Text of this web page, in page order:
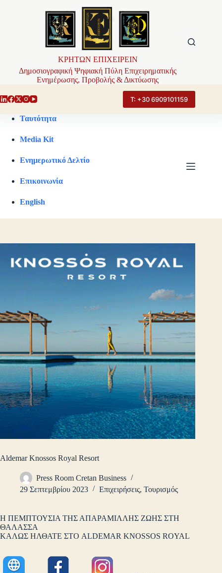
ΚΡΗΤΩΝ ΕΠΙΧΕΙΡΕΙΝ
Δημοσιογραφική Ψηφιακή Πύλη Επιχειρηματικής
Ενημέρωσης, Προβολής & Δικτύωσης
Τ: +30 6909101159
Ταυτότητα
Media Kit
Ενημερωτικό Δελτίο
Επικοινωνία
English
Aldemar Knossos Royal Resort
Press Room Cretan Business
29 Σεπτεμβρίου 2023
Επιχειρήσεις, Τουρισμός
Η ΠΕΜΠΤΟΥΣΙΑ ΤΗΣ ΑΠΑΡΑΜΙΛΛΗΣ ΖΩΗΣ ΣΤΗ
ΘΑΛΑΣΣΑ
ΚΑΛΩΣ ΗΛΘΑΤΕ ΣΤΟ ALDEMAR KNOSSOS ROYAL